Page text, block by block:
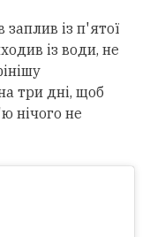
із п'ятої
із води, не
три дні, щоб
нічого не